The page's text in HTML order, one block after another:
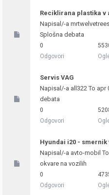
Reciklirana plastika v
Napisal/-a
Splošna debata
0
Odgovori
Servis VAG
Napisal/-a all322To apr
debata
0
Odgovori
Hyundai i20 - smernik
Napisal/-a avto-mobil
okvare na vozilih
0
Odgovori